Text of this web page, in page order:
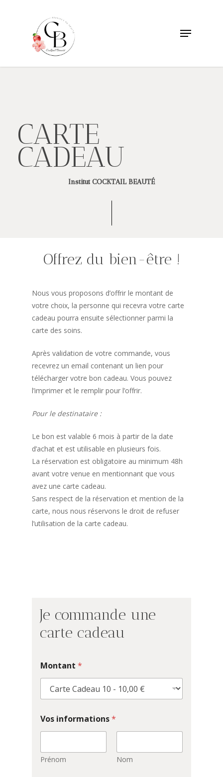
Menu
CARTE
CADEAU
Institut COCKTAIL BEAUTÉ
Offrez du bien-être !
Nous vous proposons d’offrir le montant de
votre choix, la personne qui recevra votre carte
cadeau pourra ensuite sélectionner parmi la
carte des soins.
Après validation de votre commande, vous
recevrez un email contenant un lien pour
télécharger votre bon cadeau. Vous pouvez
l’imprimer et le remplir pour l’offrir.
Pour le destinataire :
Le bon est valable 6 mois à partir de la date
d’achat et est utilisable en plusieurs fois.
La réservation est obligatoire au minimum 48h
avant votre venue en mentionnant que vous
avez une carte cadeau.
Sans respect de la réservation et mention de la
carte, nous nous réservons le droit de refuser
l’utilisation de la carte cadeau.
Je commande une
carte cadeau
Montant*
Vos informations*
Prénom Nom